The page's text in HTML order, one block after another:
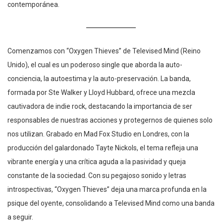
contemporánea.
Comenzamos con “Oxygen Thieves” de Televised Mind (Reino
Unido), el cual es un poderoso single que aborda la auto-
conciencia, la autoestima y la auto-preservación. La banda,
formada por Ste Walker y Lloyd Hubbard, ofrece una mezcla
cautivadora de indie rock, destacando la importancia de ser
responsables de nuestras acciones y protegernos de quienes solo
nos utilizan. Grabado en Mad Fox Studio en Londres, con la
producción del galardonado Tayte Nickols, el tema refleja una
vibrante energía y una crítica aguda a la pasividad y queja
constante de la sociedad. Con su pegajoso sonido y letras
introspectivas, “Oxygen Thieves” deja una marca profunda en la
psique del oyente, consolidando a Televised Mind como una banda
a seguir.